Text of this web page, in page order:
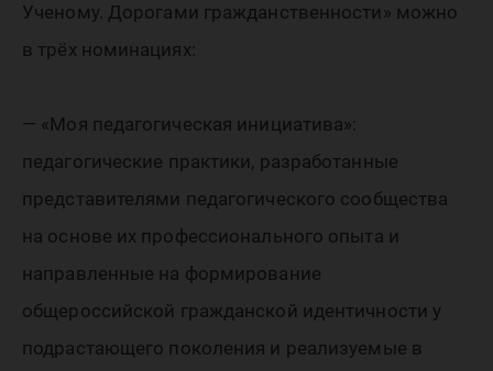
Ученому. Дорогами гражданственности» можно
в трёх номинациях:
— «Моя педагогическая инициатива»:
педагогические практики, разработанные
представителями педагогического сообщества
на основе их профессионального опыта и
направленные на формирование
общероссийской гражданской идентичности у
подрастающего поколения и реализуемые в